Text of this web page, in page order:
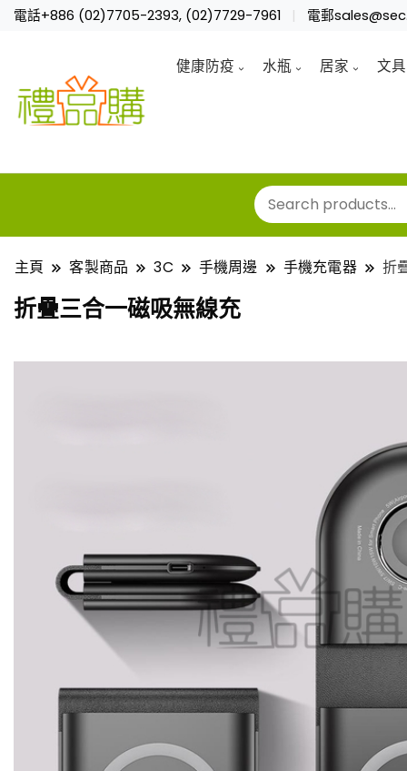
電話+886 (02)7705-2393, (02)7729-7961 電郵
健康防疫 水瓶 居家 文具
主頁 客製商品 3C 手機周邊 手機充電器 折
折疊三合一磁吸無線充